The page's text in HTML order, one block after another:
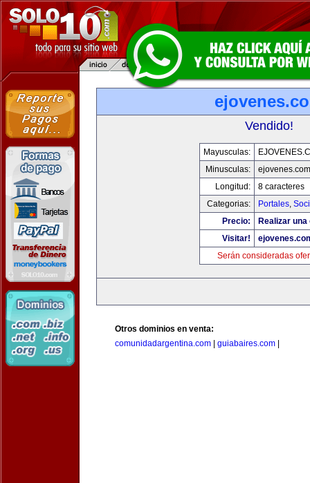
Vendido!
Mayusculas:
Minusculas:
ejovenes.com
Longitud:
8 caracteres
Categorias:
Portales,
Precio:
Realizar
Visitar!
Serán consideradas
Otros dominios en venta:
comunidadargentina.com
guiabaires.com